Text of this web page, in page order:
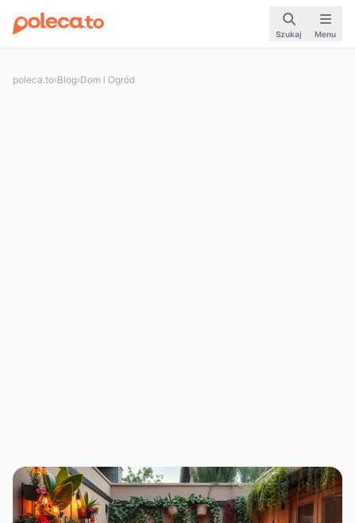
Szukaj Menu
poleca.to›Blog›Dom i Ogród